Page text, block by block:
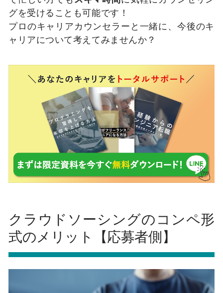
グを受けることも可能です！
プロのキャリアカウンセラーと一緒に、今後のキ
ャリアについて考えてみませんか？
クラウドソーシングのコンペ形
式のメリット【応募者側】